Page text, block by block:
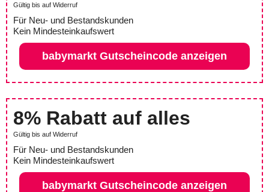
Gültig bis auf Widerruf
Für Neu- und Bestandskunden
Kein Mindesteinkaufswert
babymarkt Gutscheincode anzeigen
8% Rabatt auf alles
Gültig bis auf Widerruf
Für Neu- und Bestandskunden
Kein Mindesteinkaufswert
babymarkt Gutscheincode anzeigen